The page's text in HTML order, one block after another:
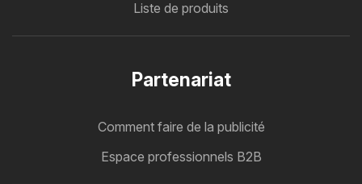
Liste de produits
Partenariat
Comment faire de la publicité
Espace professionnels B2B